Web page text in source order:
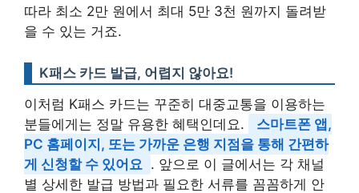
따라 최소 2만 원에서 최대 5만 3천 원까지 돌려받
을 수 있는 거죠.
K패스 카드 발급, 어렵지 않아요!
이처럼 K패스 카드는 꾸준히 대중교통을 이용하는
분들에게는 정말 유용한 혜택인데요.
스마트폰 앱,
PC 홈페이지, 또는 가까운 은행 지점을 통해 간편하
게 신청할 수 있어요
. 앞으로 이 글에서는 각 채널
별 상세한 발급 방법과 필요한 서류를 꼼꼼하게 안